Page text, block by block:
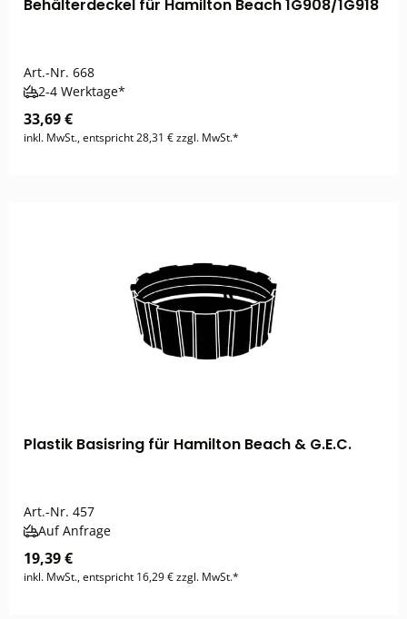
Behälterdeckel für Hamilton Beach 1G908/1G918
Art.-Nr. 668
2-4 Werktage*
33,69 €
inkl. MwSt., entspricht 28,31 € zzgl. MwSt.*
Plastik Basisring für Hamilton Beach & G.E.C.
Art.-Nr. 457
Auf Anfrage
19,39 €
inkl. MwSt., entspricht 16,29 € zzgl. MwSt.*